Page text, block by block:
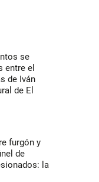
se
entre el
de Iván
de El
furgón y
de
la